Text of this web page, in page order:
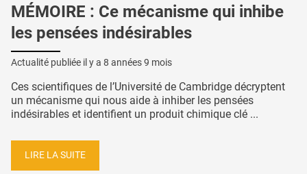
MÉMOIRE : Ce mécanisme qui inhibe
les pensées indésirables
Actualité publiée il y a 8 années 9 mois
Ces scientifiques de l’Université de Cambridge décryptent
un mécanisme qui nous aide à inhiber les pensées
indésirables et identifient un produit chimique clé ...
LIRE LA SUITE